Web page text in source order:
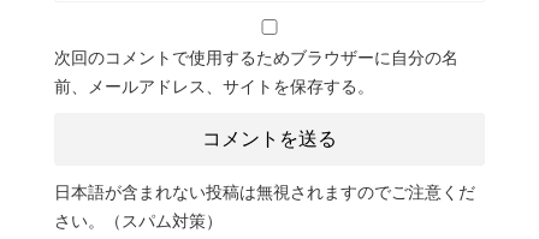
次回のコメントで使用するためブラウザーに自分の名
前、メールアドレス、サイトを保存する。
日本語が含まれない投稿は無視されますのでご注意くだ
さい。（スパム対策）